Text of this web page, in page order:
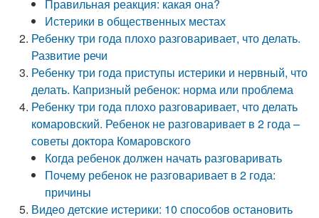
Правильная реакция: какая она?
Истерики в общественных местах
Ребенку три года плохо разговаривает, что делать.
Развитие речи
Ребенку три года приступы истерики и нервный, что
делать. Капризный ребенок: норма или проблема
Ребенку три года плохо разговаривает, что делать
комаровский. Ребенок не разговаривает в 2 года –
советы доктора Комаровского
Когда ребенок должен начать разговаривать
Почему ребенок не разговаривает в 2 года:
причины
Видео детские истерики: 10 способов остановить